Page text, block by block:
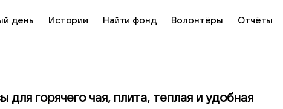
день Истории Найти фонд Волонтёры Отчёты
горячего чая, плита, теплая и удобная